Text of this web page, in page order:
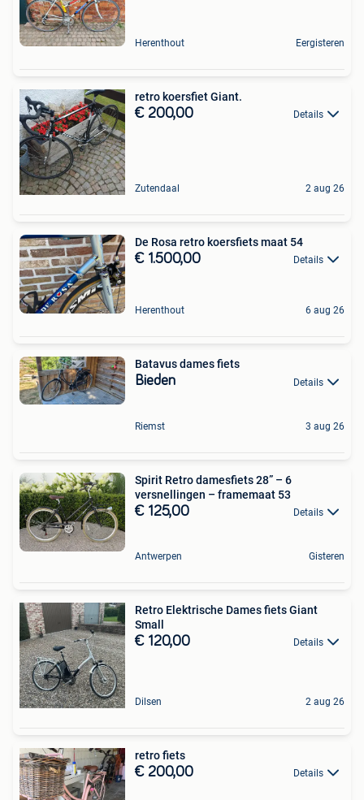
Herenthout Eergisteren
retro koersfiet Giant.
€ 200,00 Details
Zutendaal 2 aug 26
De Rosa retro koersfiets maat 54
€ 1.500,00 Details
Herenthout 6 aug 26
Batavus dames fiets
Bieden Details
Riemst 3 aug 26
Spirit Retro damesfiets 28” – 6
versnellingen – framemaat 53
€ 125,00 Details
Antwerpen Gisteren
Retro Elektrische Dames fiets Giant
Small
€ 120,00 Details
Dilsen 2 aug 26
retro fiets
€ 200,00 Details